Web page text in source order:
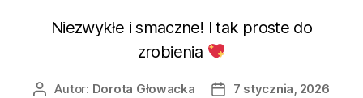
Niezwykłe i smaczne! I tak proste do
zrobienia
Autor: Dorota Głowacka
7 stycznia, 2026